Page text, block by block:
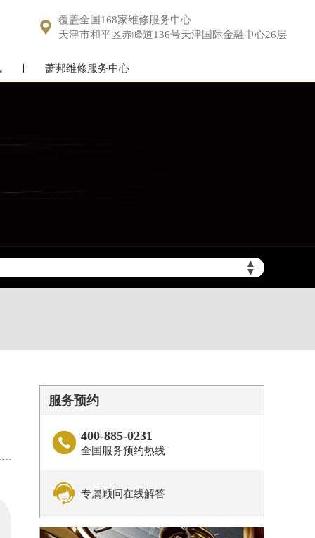

覆盖全国168家维修服务中心
天津市和平区赤峰道136号天津国际金融中心26层
萧邦维修服务中心
▲
▼
服务预约
 400-885-0231
全国服务预约热线
 专属顾问在线解答